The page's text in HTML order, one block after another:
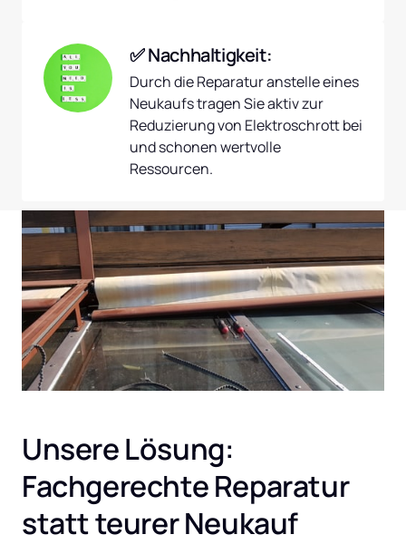
✅ Nachhaltigkeit:
Durch die Reparatur anstelle eines
Neukaufs tragen Sie aktiv zur
Reduzierung von Elektroschrott bei
und schonen wertvolle
Ressourcen.
Unsere Lösung:
Fachgerechte Reparatur
statt teurer Neukauf